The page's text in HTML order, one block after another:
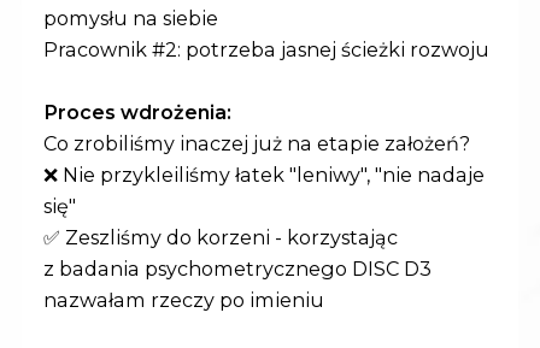
pomysłu na siebie
Pracownik #2: potrzeba jasnej ścieżki rozwoju
Proces wdrożenia:
Co zrobiliśmy inaczej już na etapie założeń?
❌ Nie przykleiliśmy łatek "leniwy", "nie nadaje
się"
✅ Zeszliśmy do korzeni - korzystając
z badania psychometrycznego DISC D3
nazwałam rzeczy po imieniu